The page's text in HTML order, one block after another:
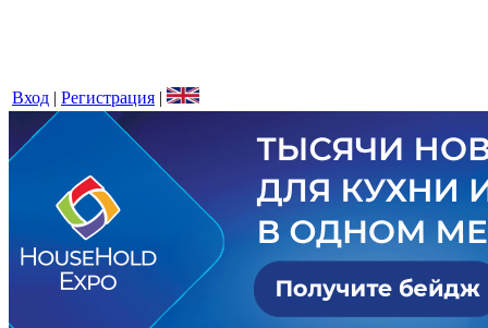
Вход | Регистрация |